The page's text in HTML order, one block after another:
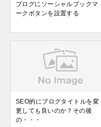
ブログにソーシャルブックマ
ークボタンを設置する
SEO的にブログタイトルを変
更しても良いのか？その後
の・・・